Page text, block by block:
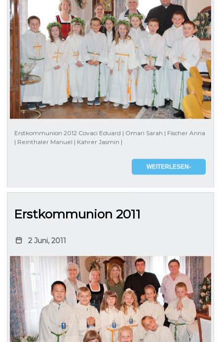
Erstkommunion 2012 Covaci Eduard | Omari Sarah | Fischer Anna
| Reinthaler Manuel | Kahrer Jasmin |
WEITERLESEN-
Erstkommunion 2011
2 Juni, 2011